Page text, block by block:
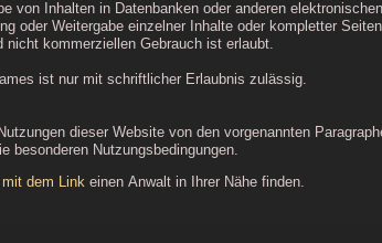
von Inhalten in Datenbanken oder anderen
oder Weitergabe einzelner Inhalte oder kompletter
nicht kommerziellen Gebrauch ist erlaubt.
ist nur mit schriftlicher Erlaubnis zulässig.
dieser Website von den vorgenannten
besonderen Nutzungsbedingungen.
mit dem Link einen Anwalt in Ihrer Nähe finden.